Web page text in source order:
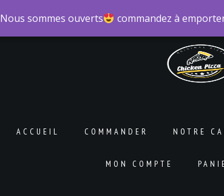
ACCUEIL COMMANDER NOTRE
MON COMPTE
Nous sommes ouverts commandez à
Nous sommes ouverts commandez à